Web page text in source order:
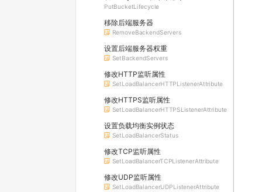
PutBucketLifecycle
移除后端服务器
RemoveBackendServers
设置后端服务器权重
SetBackendServers
修改HTTP监听属性
SetLoadBalancerHTTPListenerAttribute
修改HTTPS监听属性
SetLoadBalancerHTTPSListenerAttribute
设置负载均衡实例状态
SetLoadBalancerStatus
修改TCP监听属性
SetLoadBalancerTCPListenerAttribute
修改UDP监听属性
SetLoadBalancerUDPListenerAttribute